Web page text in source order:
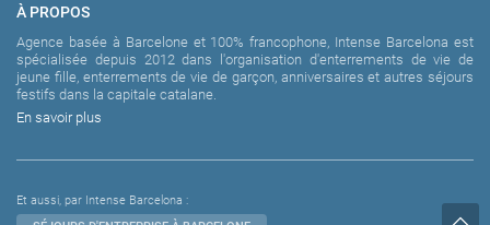
À PROPOS
Agence basée à Barcelone et 100% francophone, Intense Barcelona est
spécialisée depuis 2012 dans l'organisation d'enterrements de vie de
jeune fille, enterrements de vie de garçon, anniversaires et autres séjours
festifs dans la capitale catalane.
En savoir plus
Et aussi, par Intense Barcelona :